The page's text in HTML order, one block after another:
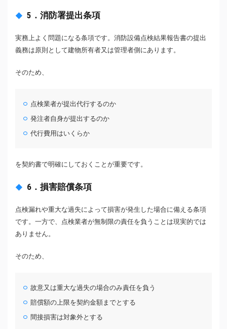
5．消防署提出条項
実務上よく問題になる条項です。消防設備点検結果報告書の提出
義務は原則として建物所有者又は管理者側にあります。
そのため、
点検業者が提出代行するのか
発注者自身が提出するのか
代行費用はいくらか
を契約書で明確にしておくことが重要です。
6．損害賠償条項
点検漏れや重大な過失によって損害が発生した場合に備える条項
です。一方で、点検業者が無制限の責任を負うことは現実的では
ありません。
そのため、
故意又は重大な過失の場合のみ責任を負う
賠償額の上限を契約金額までとする
間接損害は対象外とする